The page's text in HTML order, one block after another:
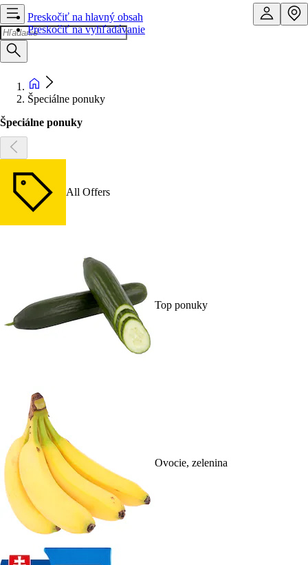
Preskočiť na hlavný obsah
Preskočiť na vyhľadávanie
Špeciálne ponuky
Špeciálne ponuky
All Offers
Top ponuky
Ovocie, zelenina